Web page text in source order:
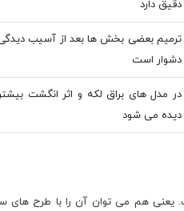
دقیق دارد
ترمیم بعضی بخش ها بعد از آسیب
دشوار است
در مدل های براق لکه و اثر انگشت بیشتر
دیده می شود
یعنی هم می توان آن را با طرح